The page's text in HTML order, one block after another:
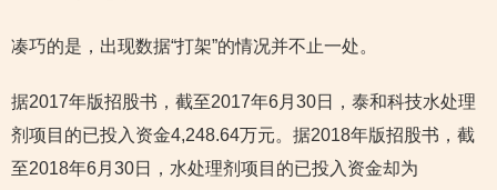
凑巧的是，出现数据“打架”的情况并不止一处。
据2017年版招股书，截至2017年6月30日，泰和科技水处理
剂项目的已投入资金4,248.64万元。据2018年版招股书，截
至2018年6月30日，水处理剂项目的已投入资金却为